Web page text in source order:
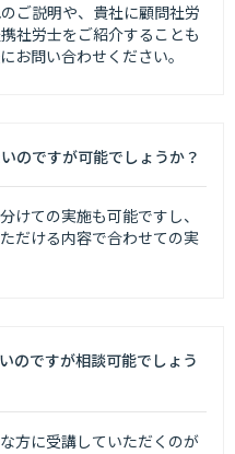
ご説明や、貴社に顧問社労
社労士をご紹介することも
お問い合わせください。
のですが可能でしょうか？
けての実施も可能ですし、
だける内容で合わせての実
のですが相談可能でしょう
方に受講していただくのが